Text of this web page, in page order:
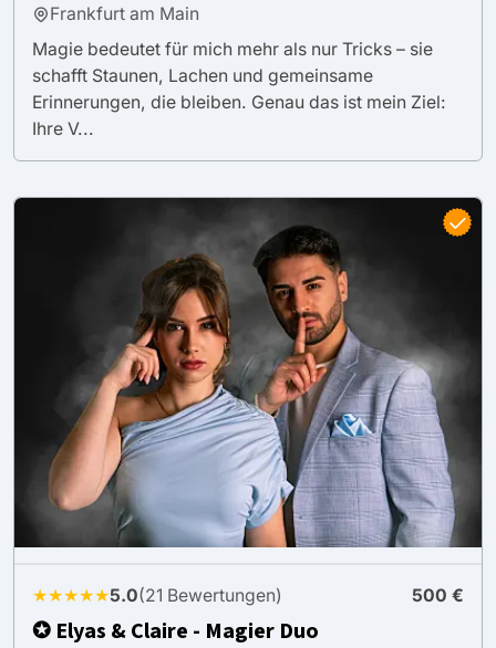
Frankfurt am Main
Magie bedeutet für mich mehr als nur Tricks – sie
schafft Staunen, Lachen und gemeinsame
Erinnerungen, die bleiben. Genau das ist mein Ziel:
Ihre V...
★★★★★5.0(21 Bewertungen) 500 €
✪ Elyas & Claire - Magier Duo